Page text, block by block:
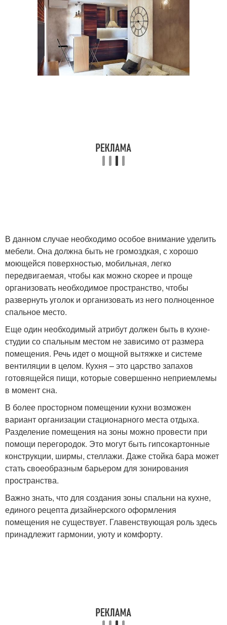
В данном случае необходимо особое внимание уделить
мебели. Она должна быть не громоздкая, с хорошо
моющейся поверхностью, мобильная, легко
передвигаемая, чтобы как можно скорее и проще
организовать необходимое пространство, чтобы
развернуть уголок и организовать из него полноценное
спальное место.
Еще один необходимый атрибут должен быть в кухне-
студии со спальным местом не зависимо от размера
помещения. Речь идет о мощной вытяжке и системе
вентиляции в целом. Кухня – это царство запахов
готовящейся пищи, которые совершенно неприемлемы
в момент сна.
В более просторном помещении кухни возможен
вариант организации стационарного места отдыха.
Разделение помещения на зоны можно провести при
помощи перегородок. Это могут быть гипсокартонные
конструкции, ширмы, стеллажи. Даже стойка бара может
стать своеобразным барьером для зонирования
пространства.
Важно знать, что для создания зоны спальни на кухне,
единого рецепта дизайнерского оформления
помещения не существует. Главенствующая роль здесь
принадлежит гармонии, уюту и комфорту.